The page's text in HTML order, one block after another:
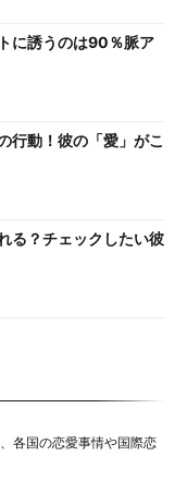
に誘うのは90％脈ア
行動！彼の「愛」がこ
る？チェックしたい彼
各国の恋愛事情や国際恋